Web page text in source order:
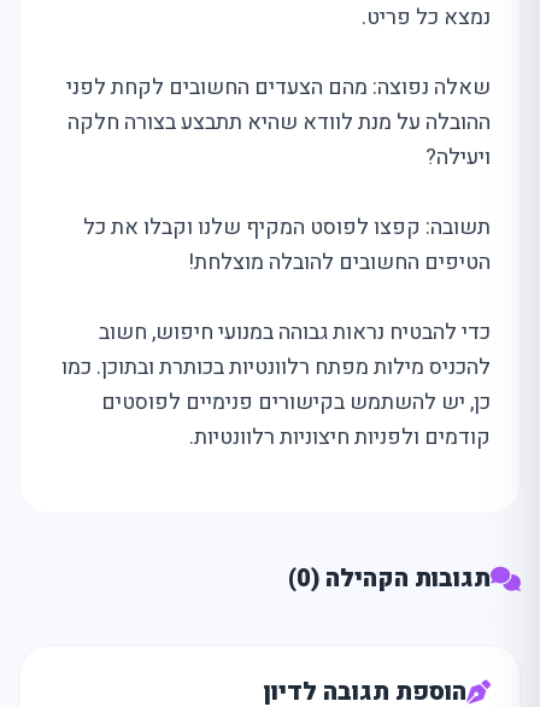
נמצא כל פריט.
שאלה נפוצה: מהם הצעדים החשובים לקחת לפני
ההובלה על מנת לוודא שהיא תתבצע בצורה חלקה
ויעילה?
תשובה: קפצו לפוסט המקיף שלנו וקבלו את כל
הטיפים החשובים להובלה מוצלחת!
כדי להבטיח נראות גבוהה במנועי חיפוש, חשוב
להכניס מילות מפתח רלוונטיות בכותרת ובתוכן. כמו
כן, יש להשתמש בקישורים פנימיים לפוסטים
קודמים ולפניות חיצוניות רלוונטיות.
תגובות הקהילה (0)
הוספת תגובה לדיון